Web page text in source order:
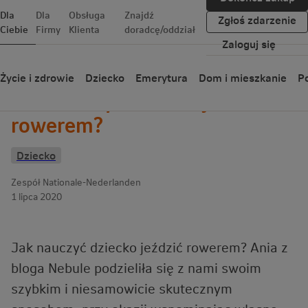
Dla
Ciebie
Dla
Firmy
Obsługa
Klienta
Znajdź
doradcę/oddział
Zgłoś zdarzenie
Zaloguj się
Życie i zdrowie Dziecko Emerytura Dom i mieszkanie
Wróć
rowerem?
Dziecko
Zespół Nationale-Nederlanden
1 lipca 2020
Jak nauczyć dziecko jeździć rowerem? Ania z
bloga Nebule podzieliła się z nami swoim
szybkim i niesamowicie skutecznym